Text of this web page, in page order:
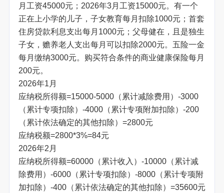
月工资45000元；2026年3月工资15000元。有一个
正在上小学的儿子，子女教育每月扣除1000元；首套
住房贷款利息支出每月1000元；父母健在，且是独生
子女，赡养老人支出每月可以扣除2000元。五险一金
每月缴纳3000元。购买符合条件的商业健康保险每月
200元。
2026年1月
应纳税所得额=15000-5000（累计减除费用）-3000
（累计专项扣除）-4000（累计专项附加扣除）-200
（累计依法确定的其他扣除）=2800元
应纳税额=2800*3%=84元
2026年2月
应纳税所得额=60000（累计收入）-10000（累计减
除费用）-6000（累计专项扣除）-8000（累计专项附
加扣除）-400（累计依法确定的其他扣除）=35600元